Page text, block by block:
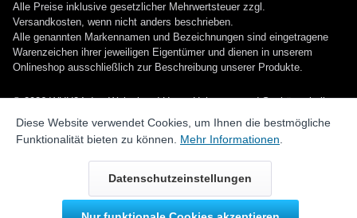
Alle Preise inklusive gesetzlicher Mehrwertsteuer zzgl.
Versandkosten, wenn nicht anders beschrieben.
Alle genannten Markennamen und Bezeichnungen sind eingetragene
Warenzeichen ihrer jeweiligen Eigentümer und dienen in unserem
Onlineshop ausschließlich zur Beschreibung unserer Produkte.
© 2026 WUH24.de - Weigel und Unger Heizungs- und Sanitärtechnik
GmbH
Diese Website verwendet Cookies, um Ihnen die bestmögliche
Funktionalität bieten zu können. Mehr Informationen
Datenschutzeinstellungen